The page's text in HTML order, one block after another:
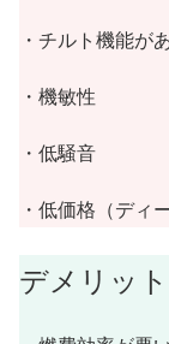
・チルト機能が
・機敏性
・低騒音
・低価格（ディ
デメリット